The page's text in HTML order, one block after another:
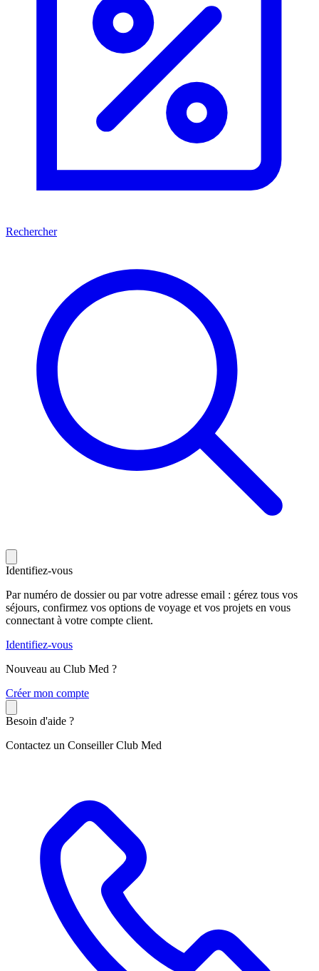
Rechercher
Identifiez-vous
Par numéro de dossier ou par votre adresse email : gérez tous vos
séjours, confirmez vos options de voyage et vos projets en vous
connectant à votre compte client.
Identifiez-vous
Nouveau au Club Med ?
Créer mon compte
Besoin d'aide ?
Contactez un Conseiller Club Med